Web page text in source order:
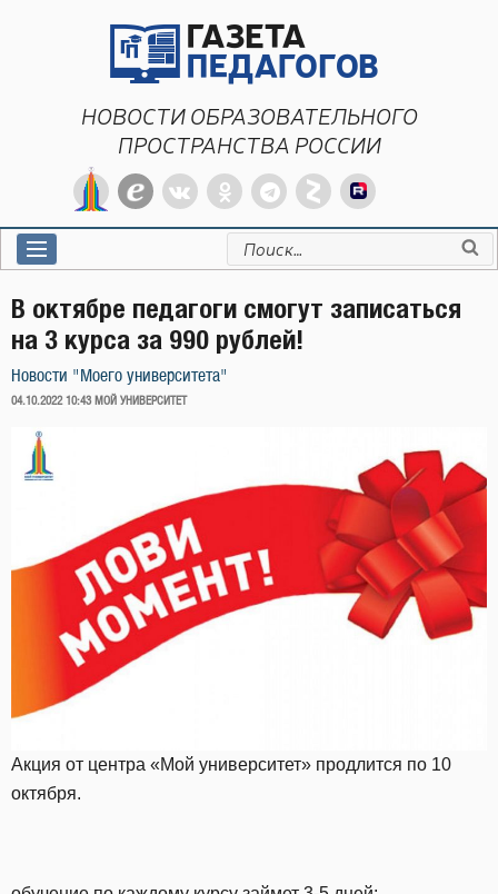
НОВОСТИ ОБРАЗОВАТЕЛЬНОГО
ПРОСТРАНСТВА РОССИИ
Искать:
В октябре педагоги смогут записаться
на 3 курса за 990 рублей!
Новости "Моего университета"
ОПУБЛИКОВАНО
04.10.2022 10:43 МОЙ УНИВЕРСИТЕТ
Акция от центра «Мой университет» продлится по 10
октября.